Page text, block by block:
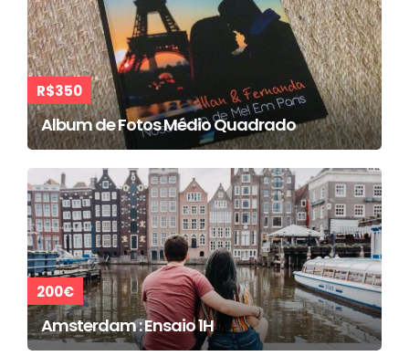
R$350
Album de Fotos Médio Quadrado
200€
Amsterdam : Ensaio 1H